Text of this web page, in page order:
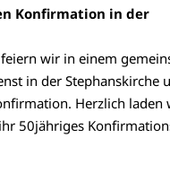
Konfirmation in der
wir in einem
in der Stephanskirche
Herzlich laden
50jähriges